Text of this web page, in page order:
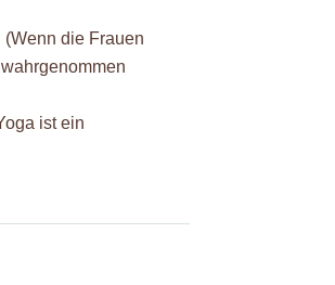
die Frauen
ist ein